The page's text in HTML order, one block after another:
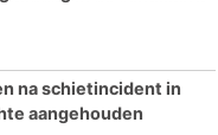
na schietincident in
aangehouden